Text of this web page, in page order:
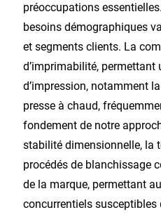
préoccupations
besoins démographiques
et segments clients. La
d’imprimabilité, permettant
d’impression, notamment
presse à chaud,
fondement de notre
stabilité dimensionnelle, la
procédés de blanchissage
de la marque, permettant
concurrentiels susceptibles